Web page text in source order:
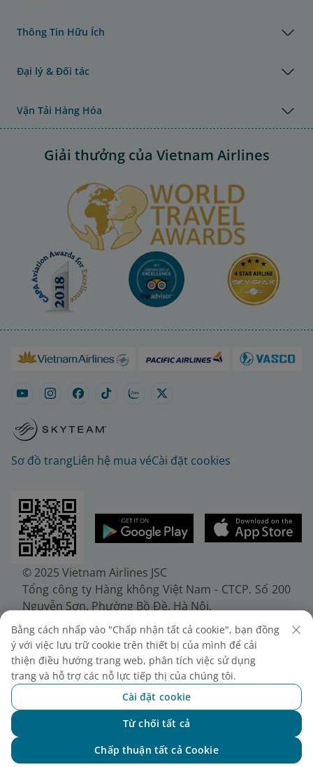
Thông Tin Hữu Ích
Đại lý & Đối tác
Vận Tải Hàng Hóa
Giải thưởng của Vietnam Airlines
Sơ đồ trangLiên hệ mua véCài đặt cookies
© 2025 Vietnam Airlines JSC
Tổng công ty Hàng không Việt Nam - CTCP. Số 200
Nguyễn Sơn, Phường Bồ Đề, Hà Nội.
Điện thoại: (+84-24) 38272289. Fax: (+84-24)
38722375
Giấy chứng nhận đăng ký doanh nghiệp, mã số
doanh nghiệp 0100107518, đăng ký lần đầu ngày
30/6/2010, đăng ký thay đổi lần thứ 10 ngày
24/7/2025, cấp bởi Sở Tài chính Thành phố Hà Nội.
Bằng cách nhấp vào "Chấp nhận tất cả cookie", bạn đồng
ý với việc lưu trữ cookie trên thiết bị của mình để cải
thiện điều hướng trang web, phân tích việc sử dụng
trang và hỗ trợ các nỗ lực tiếp thị của chúng tôi.
Cài đặt cookie
Từ chối tất cả
Chấp thuận tất cả Cookie